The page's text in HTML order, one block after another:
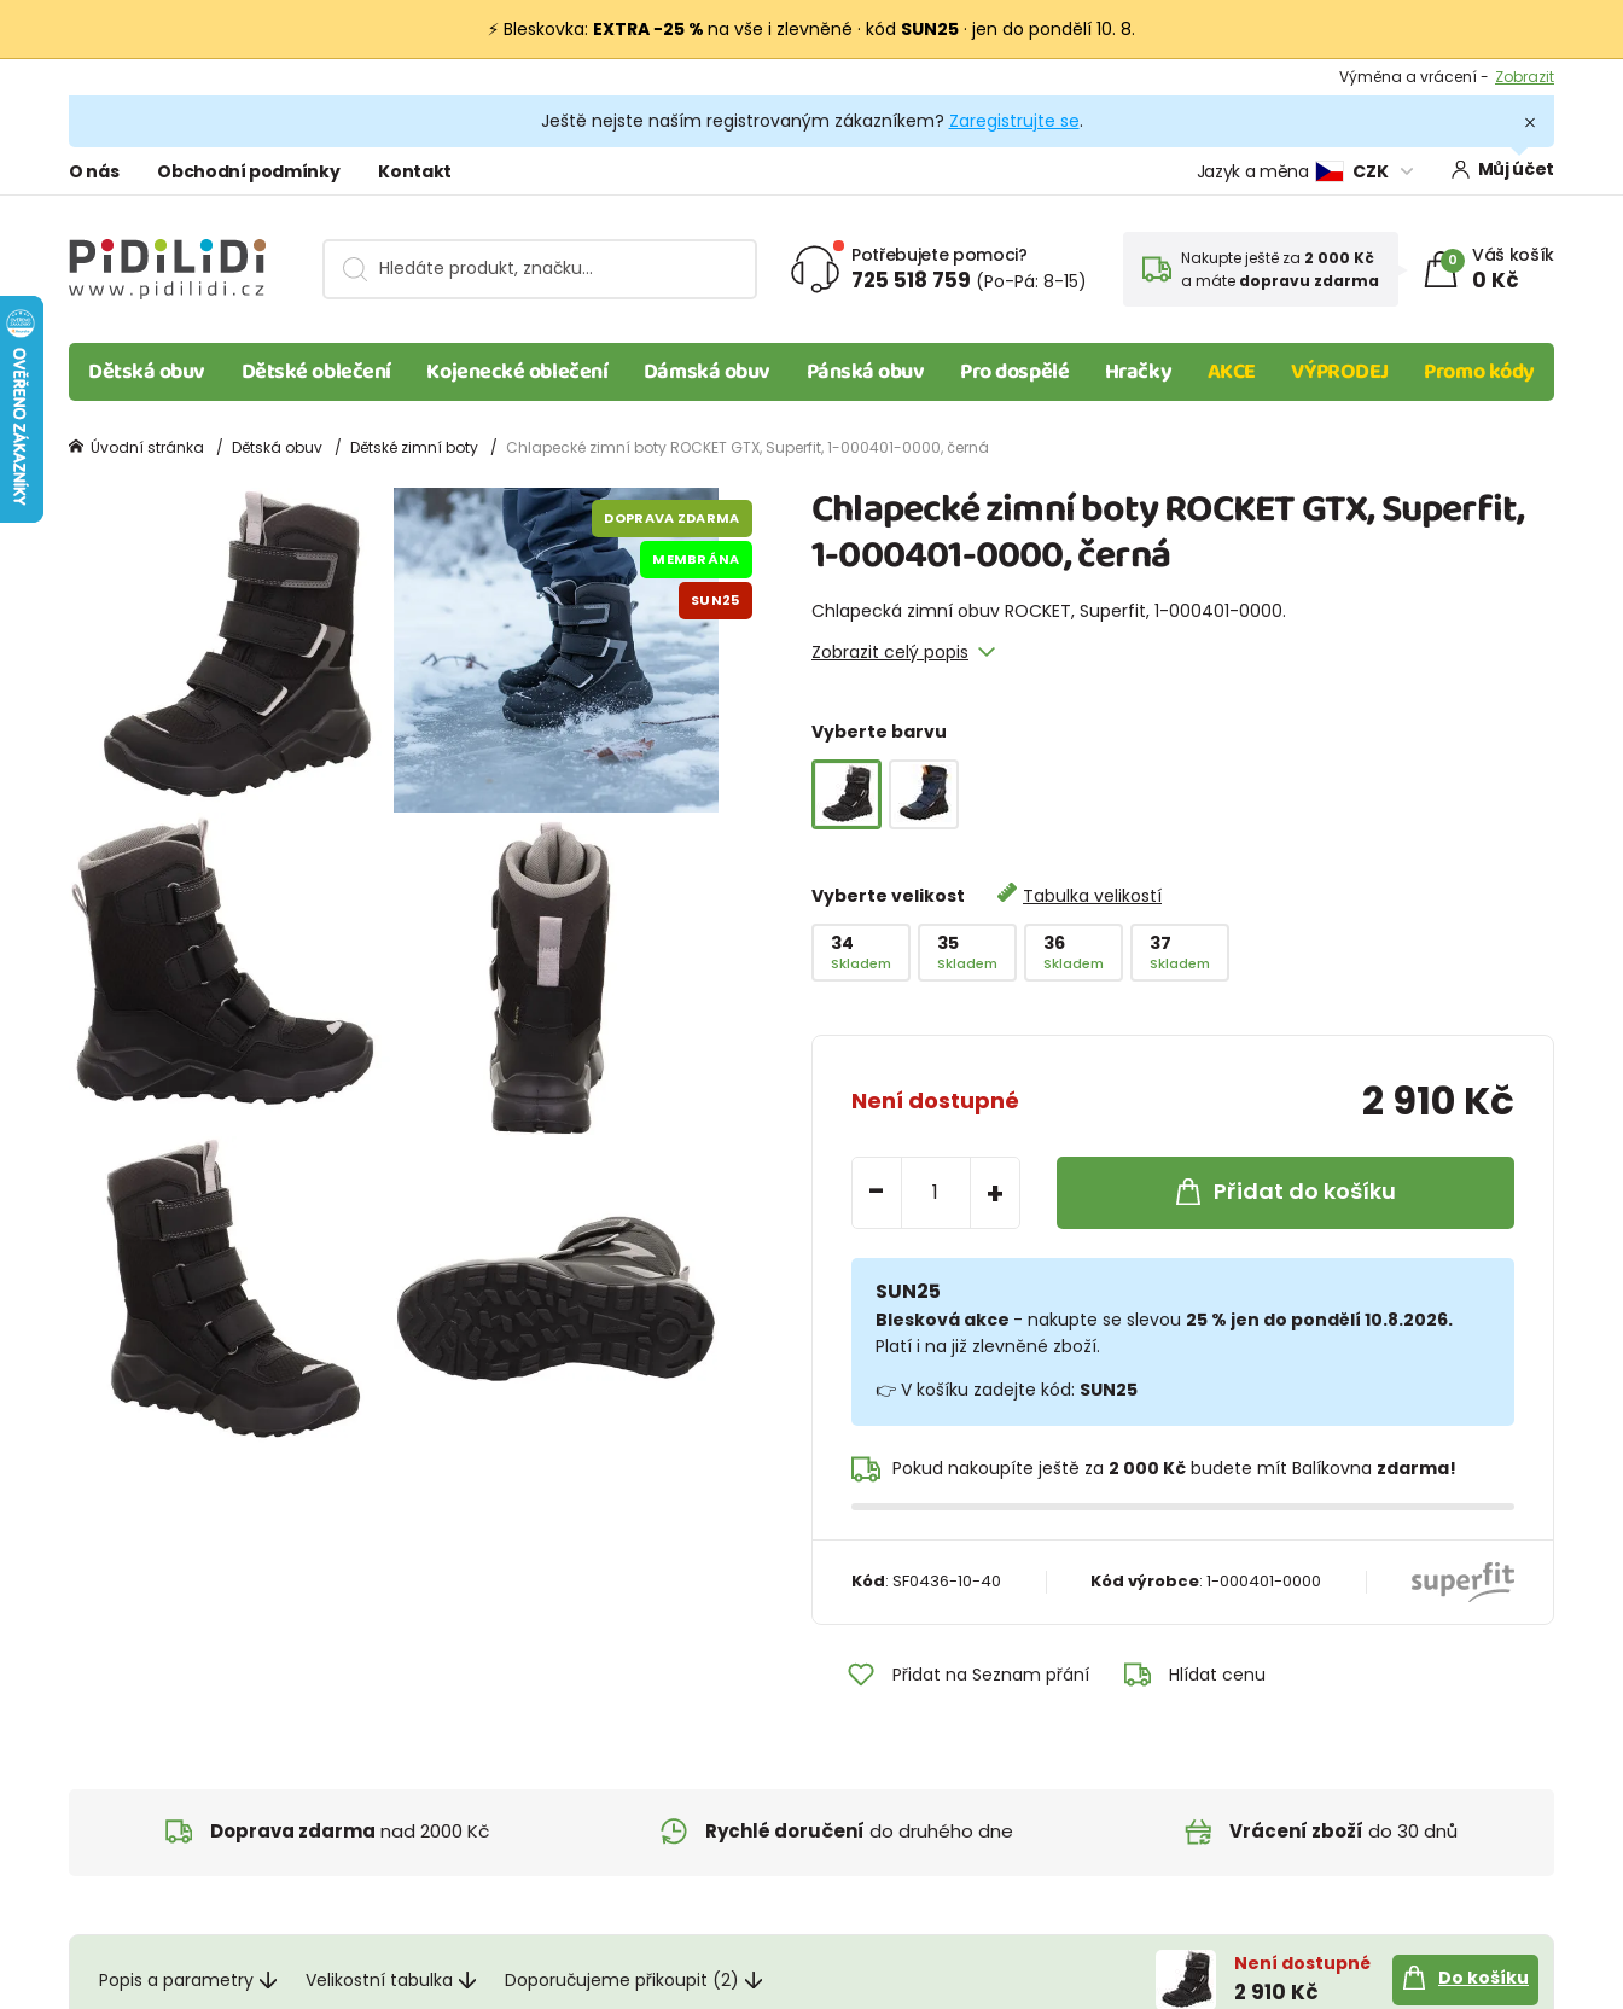
⚡ Bleskovka: EXTRA −25 % na vše i zlevněné · kód SUN25 · jen do pondělí 10. 8.
Výměna a vrácení - Zobrazit
Podmínky
Ještě nejste naším registrovaným zákazníkem? Zaregistrujte se.
O nás Obchodní podmínky Kontakt Jazyk a měna CZK Můj účet
Potřebujete pomoci?
725 518 759 (Po-Pá: 8-15)
Nakupte ještě za 2 000 Kč
a máte dopravu zdarma
0 Váš košík
0 Kč
Dětská obuv Dětské oblečení Kojenecké oblečení Dámská obuv Pánská obuv Pro dospělé Hračky AKCE VÝPRODEJ Promo kódy
Úvodní stránka Dětská obuv Dětské zimní boty Chlapecké zimní boty ROCKET GTX, Superfit, 1-000401-0000, černá
Chlapecké zimní boty ROCKET GTX, Superfit,
1-000401-0000, černá
Chlapecká zimní obuv ROCKET, Superfit, 1-000401-0000.
Zobrazit celý popis
Vyberte barvu
Vyberte velikost
Tabulka velikostí
34
Skladem
35
Skladem
36
Skladem
37
Skladem
Není dostupné 2 910 Kč
- + Přidat do košíku
SUN25
Blesková akce - nakupte se slevou 25 % jen do pondělí 10.8.2026.
Platí i na již zlevněné zboží.
👉 V košíku zadejte kód: SUN25
Pokud nakoupíte ještě za 2 000 Kčbudete mít Balíkovna zdarma!
Kód: SF0436-10-40 Kód výrobce:1-000401-0000
Přidat na Seznam přání Hlídat cenu
DOPRAVA ZDARMA
MEMBRÁNA
SUN25
Doprava zdarma nad 2000 Kč Rychlé doručení do druhého dne Vrácení zboží do 30 dnů
Popis a parametry Velikostní tabulka Doporučujeme přikoupit (2)
Není dostupné
2 910 Kč
Do košíku